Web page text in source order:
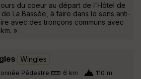
du coeur au départ de l'Hôtel de
La Bassée, à faire dans le sens anti-
avec des tronçons communs avec
»
Wingles
Pédestre 6 km 110 m